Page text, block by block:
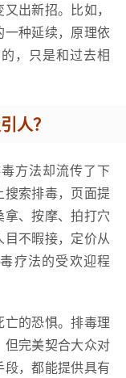
出新招。比如，
种延续，原理依
，只是和过去相
人？
方法却流传了下
索排毒，页面提
、按摩、拍打穴
不暇接，定价从
疗法的受欢迎程
的恐惧。排毒理
完美契合大众对
，都能提供具有